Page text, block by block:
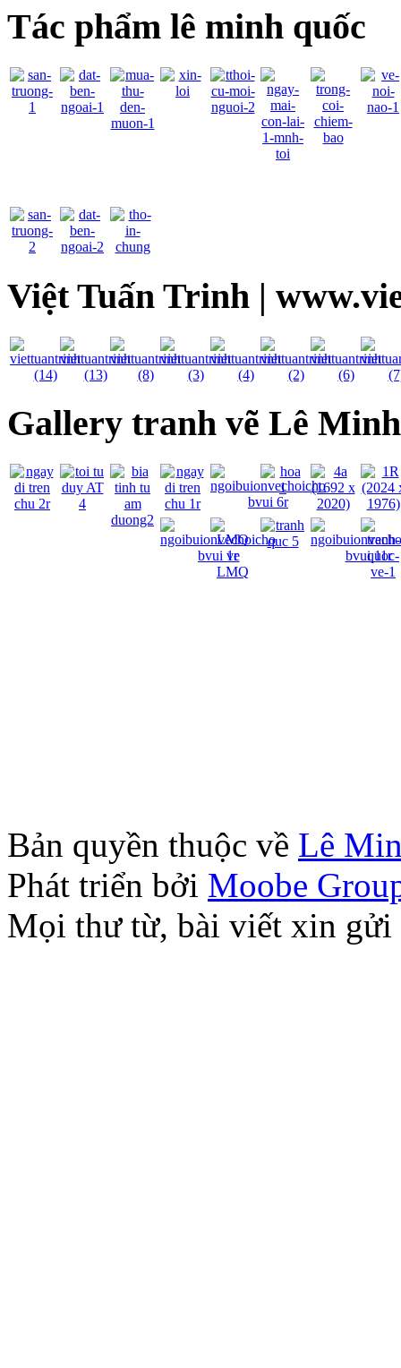
Tác phẩm lê minh quốc
Việt Tuấn Trinh |
Gallery tranh vẽ Lê
Bản quyền thuộc về Lê
Phát triển bởi Moobe
Mọi thư từ, bài viết xin gửi